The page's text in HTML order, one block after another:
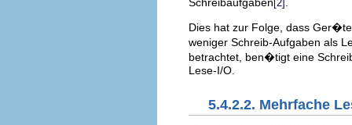
[2]
Dies hat zur Folge, dass
weniger Schreib-Aufgaben als
betrachtet, ben�tigt eine
Lese-I/O.
5.4.2.2. Mehrfache